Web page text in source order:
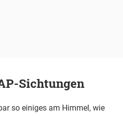
Sichtungen
so einiges am Himmel, wie